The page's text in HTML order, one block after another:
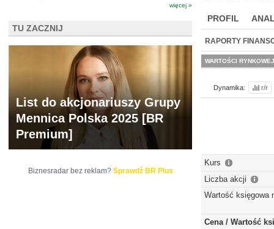
PROFIL
BR LAB
RAPORTY
WARTOŚCI RYNKOWEJ
Dynamika: r/r
Kurs
Liczba akcji
Wartość księgowa
Cena / Wartość
więcej »
TU ZACZNIJ
List do akcjonariuszy Grupy
Mennica Polska 2025 [BR
Premium]
Biznesradar bez reklam? Sprawdź BR Plus